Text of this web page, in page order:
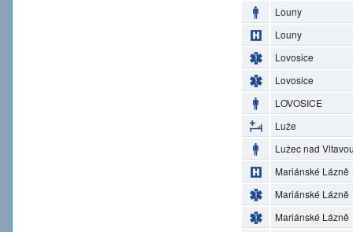
Louny
Louny
Lovosice
Lovosice
LOVOSICE
Luže
Lužec nad
Mariánské Lázně
Mariánské Lázně
Mariánské Lázně